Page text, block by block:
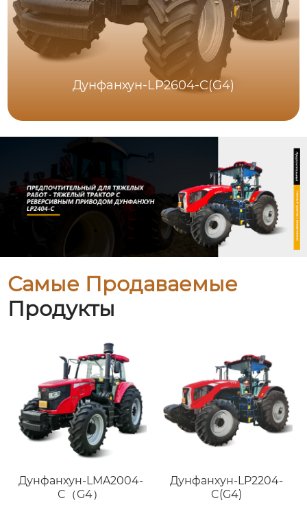
Дунфанхун-LP2604-C(G4)
Самые Продаваемые
Продукты
Дунфанхун-LMA2004-
C（G4）
Дунфанхун-LP2204-
C(G4)